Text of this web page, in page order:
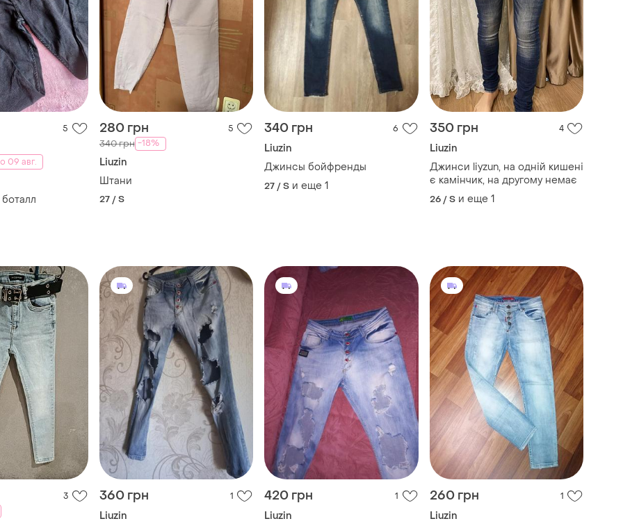
5
09 авг.
280 грн 5
340 грн -18%
Liuzin
Штани
27 / S
340 грн 6
Liuzin
Джинсы бойфренды
27 / S и еще 1
350 грн 4
Liuzin
Джинси liyzun, на одній кишені
є камінчик, на другому немає
26 / S и еще 1
3 360 грн 1
Liuzin
420 грн 1
Liuzin
260 грн 1
Liuzin